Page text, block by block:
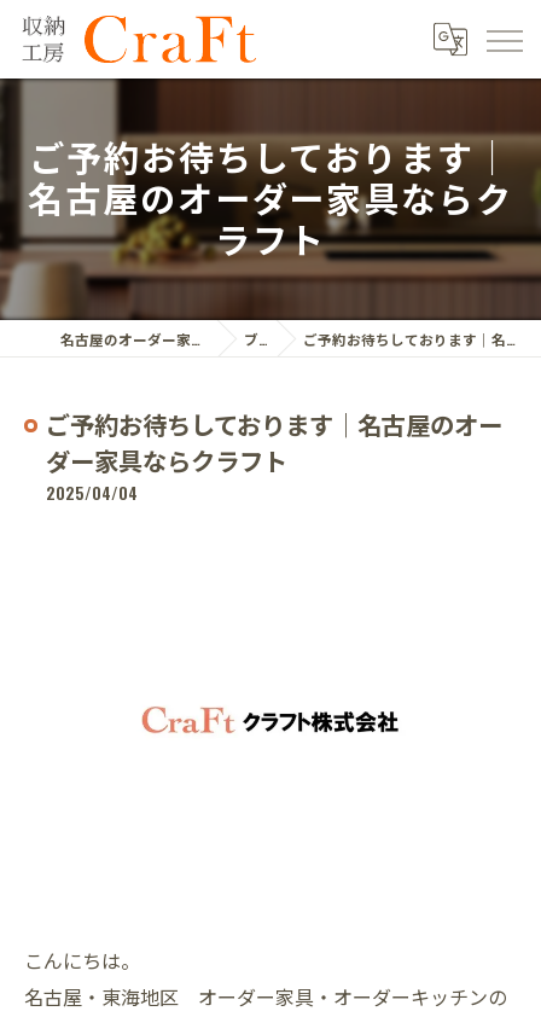
ご予約お待ちしております｜
名古屋のオーダー家具ならク
ラフト
名古屋のオーダー家具ならクラフト株式会社 ブログ ご予約お待ちしております｜名古屋のオーダー家具ならクラフト
ご予約お待ちしております｜名古屋のオー
ダー家具ならクラフト
2025/04/04
こんにちは。
名古屋・東海地区 オーダー家具・オーダーキッチンの